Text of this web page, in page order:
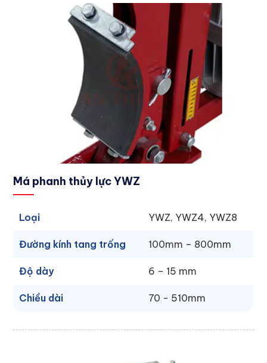
Má phanh thủy lực YWZ
Loại YWZ, YWZ4, YWZ8
Đường kính tang trống 100mm – 800mm
Độ dày 6 – 15 mm
Chiều dài 70 - 510mm